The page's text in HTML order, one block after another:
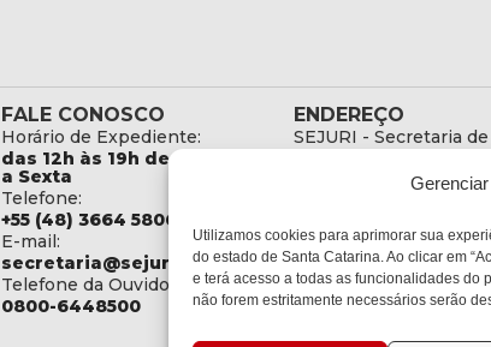
Utilizamos cookies para aprimorar sua
do estado de Santa Catarina. Ao clicar em
e terá acesso a todas as funcionalidades do
não forem estritamente necessários serão
FALE CONOSCO
Horário de Expediente:
das 12h às 19h de Segunda
a Sexta
Telefone:
+55 (48) 3664 5806
E-mail:
secretaria@sejuri.sc.gov.br
Telefone da Ouvidoria:
0800-6448500
ENDEREÇO
SEJURI - Secretaria de
Reintegração Social
Rua Fúlvio Aducci,
Loja 06
Bairro:
Estreito -
SC